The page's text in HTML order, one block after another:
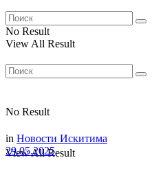
No Result
View All Result
No Result
View All Result
in Новости Искитима
29.05.2025